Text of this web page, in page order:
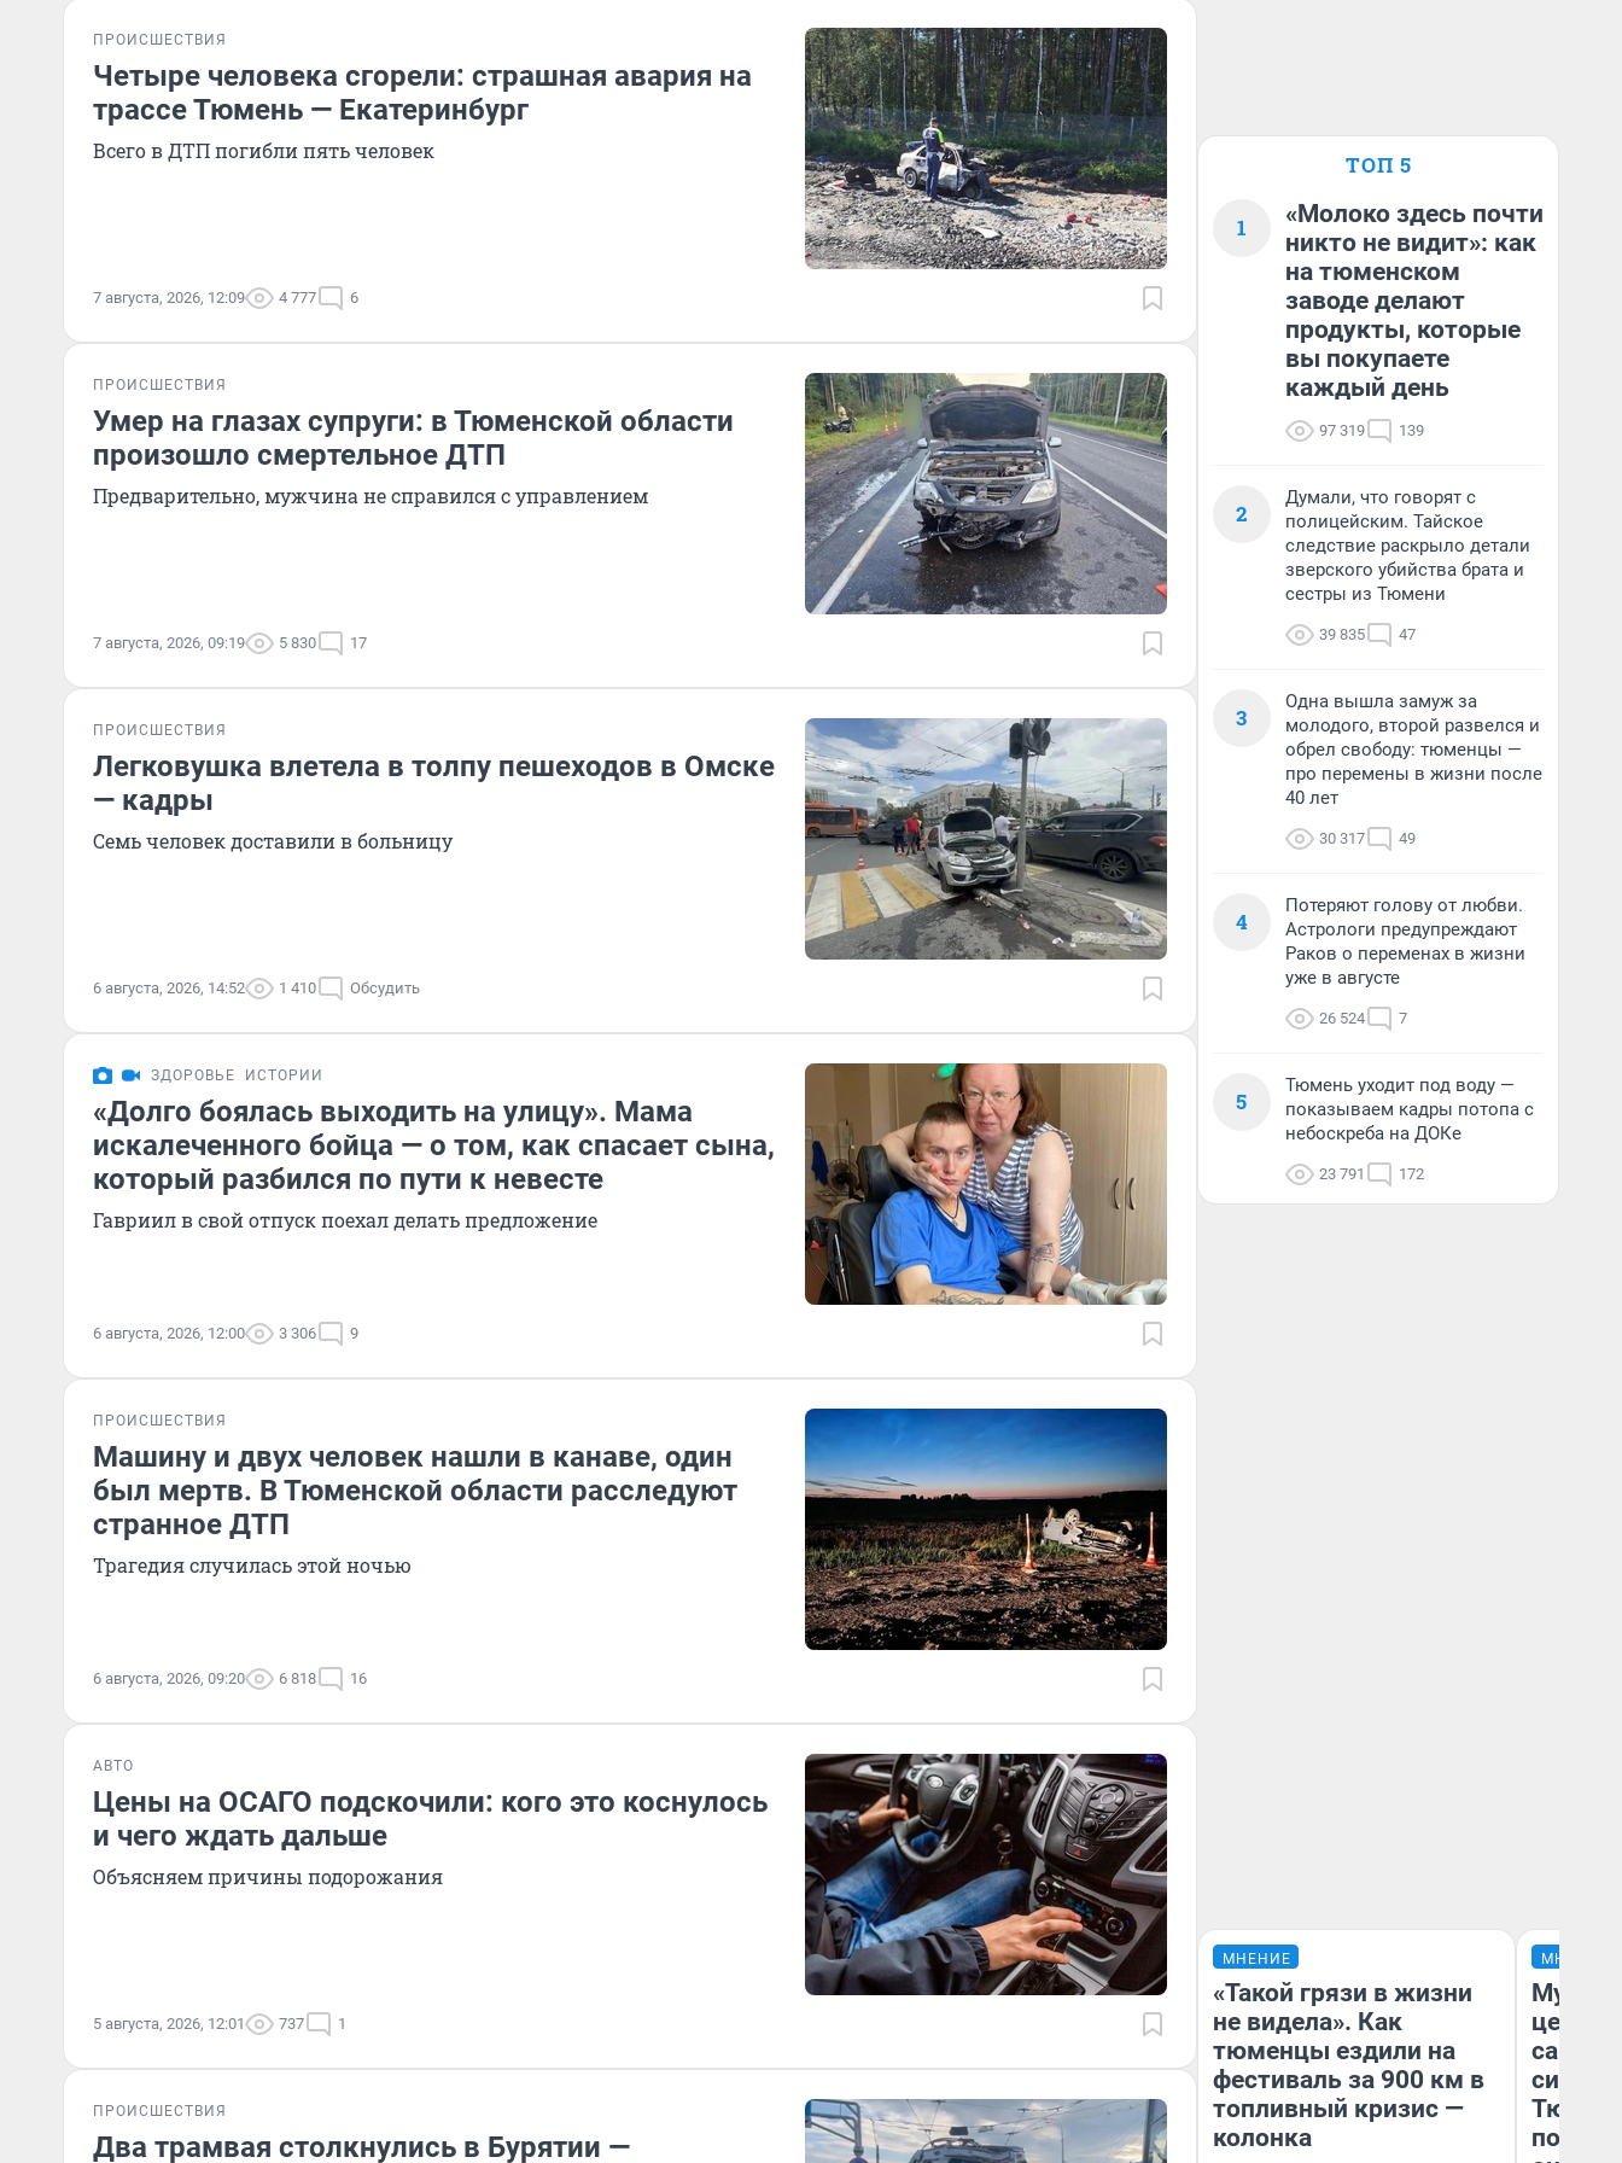
ПРОИСШЕСТВИЯ
Четыре человека сгорели: страшная авария на
трассе Тюмень — Екатеринбург
Всего в ДТП погибли пять человек
7 августа, 2026, 12:09 4 777 6
ПРОИСШЕСТВИЯ
Умер на глазах супруги: в Тюменской области
произошло смертельное ДТП
Предварительно, мужчина не справился с управлением
7 августа, 2026, 09:19 5 830 17
ПРОИСШЕСТВИЯ
Легковушка влетела в толпу пешеходов в Омске
— кадры
Семь человек доставили в больницу
6 августа, 2026, 14:52 1 410 Обсудить
ЗДОРОВЬЕ ИСТОРИИ
«Долго боялась выходить на улицу». Мама
искалеченного бойца — о том, как спасает сына,
который разбился по пути к невесте
Гавриил в свой отпуск поехал делать предложение
6 августа, 2026, 12:00 3 306 9
ПРОИСШЕСТВИЯ
Машину и двух человек нашли в канаве, один
был мертв. В Тюменской области расследуют
странное ДТП
Трагедия случилась этой ночью
6 августа, 2026, 09:20 6 818 16
АВТО
Цены на ОСАГО подскочили: кого это коснулось
и чего ждать дальше
Объясняем причины подорожания
5 августа, 2026, 12:01 737 1
ПРОИСШЕСТВИЯ
Два трамвая столкнулись в Бурятии —
ТОП 5
1
«Молоко здесь почти
никто не видит»: как
на тюменском
заводе делают
продукты, которые
вы покупаете
каждый день
97 319 139
2
Думали, что говорят с
полицейским. Тайское
следствие раскрыло детали
зверского убийства брата и
сестры из Тюмени
39 835 47
3
Одна вышла замуж за
молодого, второй развелся и
обрел свободу: тюменцы —
про перемены в жизни после
40 лет
30 317 49
4
Потеряют голову от любви.
Астрологи предупреждают
Раков о переменах в жизни
уже в августе
26 524 7
5
Тюмень уходит под воду —
показываем кадры потопа с
небоскреба на ДОКе
23 791 172
МНЕНИЕ
«Такой грязи в жизни
не видела». Как
тюменцы ездили на
фестиваль за 900 км в
топливный кризис —
колонка
МНЕНИЕ
Музей